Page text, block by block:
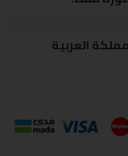
العربية